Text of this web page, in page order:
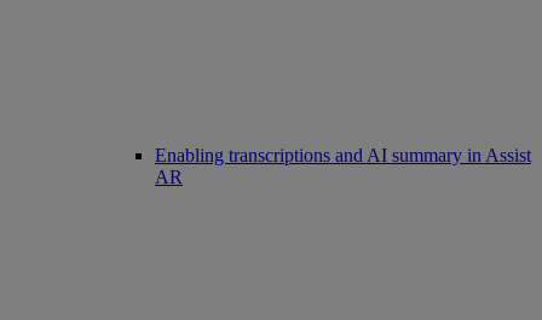
Enabling transcriptions and AI summary in Assist
AR